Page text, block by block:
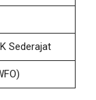
Sederajat